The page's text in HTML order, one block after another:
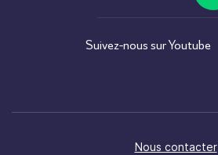
Suivez-nous sur Youtube
Nous contacter